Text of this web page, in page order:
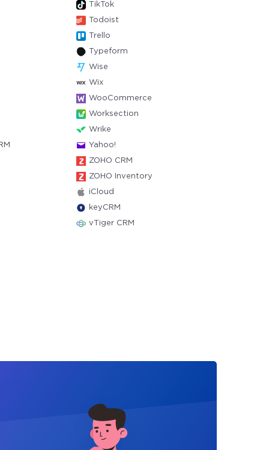
TikTok
Todoist
Trello
Typeform
Wise
Wix
WooCommerce
Worksection
Wrike
Yahoo!
ZOHO CRM
ZOHO Inventory
iCloud
keyCRM
vTiger CRM